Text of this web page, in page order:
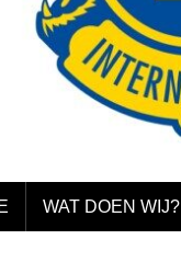
WAT DOEN WIJ?